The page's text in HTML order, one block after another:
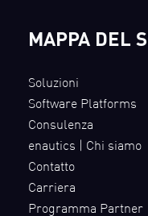
MAPPA DEL
Soluzioni
Software Platforms
Consulenza
enautics | Chi siamo
Contatto
Carriera
Programma Partner